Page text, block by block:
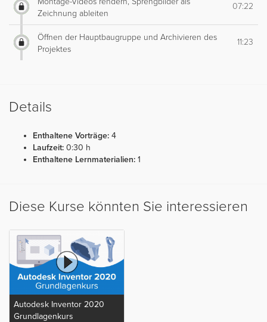
Zeichnung ableiten
07:22
Öffnen der Hauptbaugruppe und Archivieren des
Projektes
11:23
Details
Enthaltene Vorträge: 4
Laufzeit: 0:30 h
Enthaltene Lernmaterialien: 1
Diese Kurse könnten Sie interessieren
Autodesk Inventor 2020
Grundlagenkurs